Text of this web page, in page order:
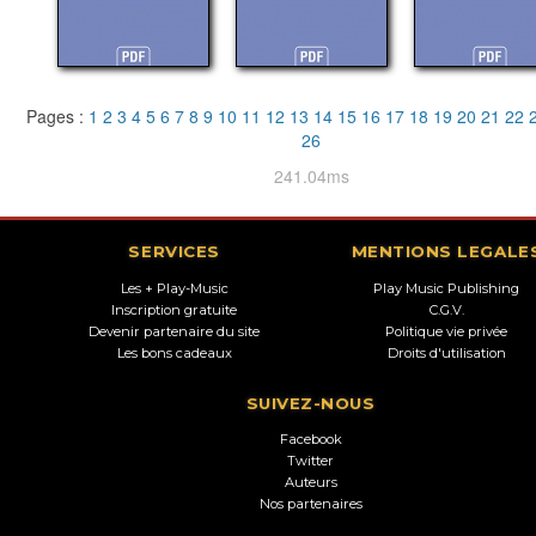
Pages : 1 2 3 4 5 6 7 8 9 10 11 12 13 14 15 16 17 18 19 20 21 22
26
241.04ms
SERVICES
Les + Play-Music
Inscription gratuite
Devenir partenaire du site
Les bons cadeaux
MENTIONS
Play Music Publishing
C.G.V.
Politique vie privée
Droits d'utilisation
SUIVEZ-NOUS
Facebook
Twitter
Auteurs
Nos partenaires